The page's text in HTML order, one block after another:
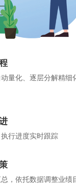
量化、逐层分解精细
行进度实时跟踪
，依托数据调整业绩